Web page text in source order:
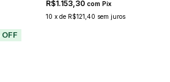
OFF
R$1.153,30com Pix
10 xde R$121,40 sem juros